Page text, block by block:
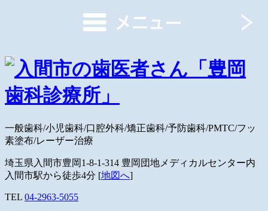
一般歯科/小児歯科/口腔外科/矯正歯科/予防歯科/PMTC/フッ
素塗布/レーザー治療
埼玉県入間市豊岡1-8-1-314 豊岡団地メディカルセンター内
入間市駅から徒歩4分 [地図へ]
TEL 04-2963-5055